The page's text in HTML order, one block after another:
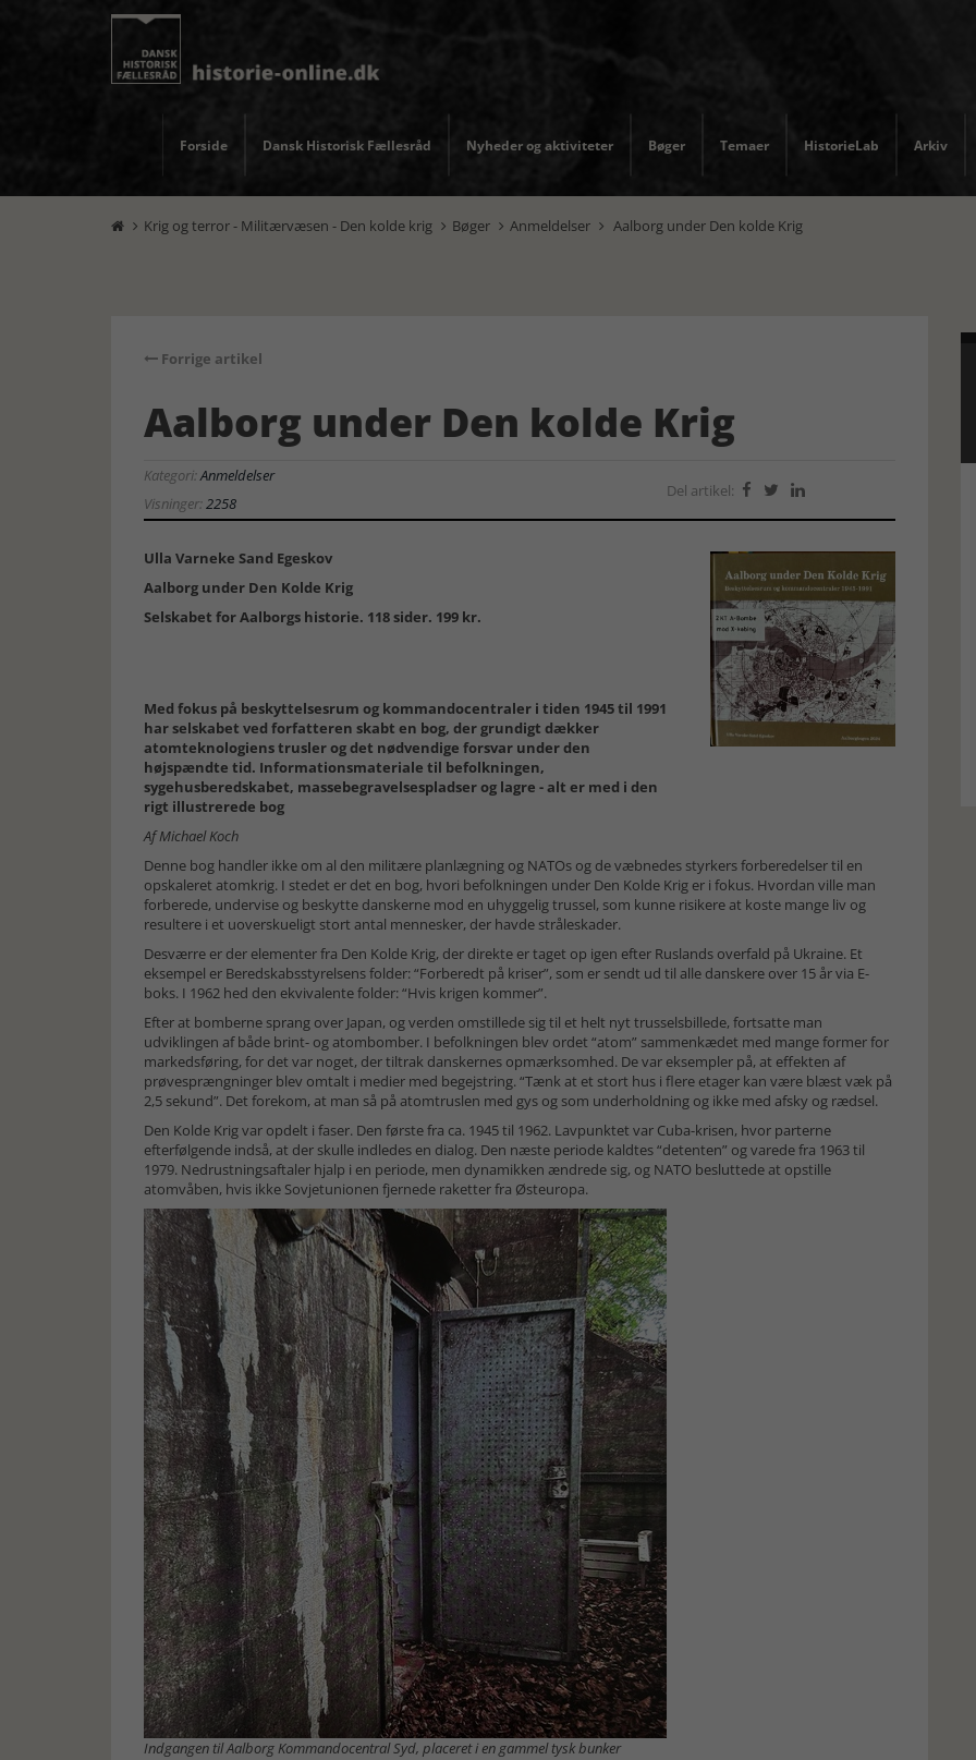
Forside Dansk Historisk Fællesråd Nyheder og aktiviteter Bøger Temaer HistorieLab Arkiv
 Krig og terror - Militærvæsen - Den kolde krig  Bøger  Anmeldelser  Aalborg under Den kolde Krig
Forrige artikel
Aalborg under Den kolde Krig
Kategori:Anmeldelser
Visninger:2258
Del artikel:   
Ulla Varneke Sand Egeskov
Aalborg under Den Kolde Krig
Selskabet for Aalborgs historie. 118 sider. 199 kr.
Med fokus på beskyttelsesrum og kommandocentraler i tiden 1945 til 1991
har selskabet ved forfatteren skabt en bog, der grundigt dækker
atomteknologiens trusler og det nødvendige forsvar under den
højspændte tid. Informationsmateriale til befolkningen,
sygehusberedskabet, massebegravelsespladser og lagre - alt er med i den
rigt illustrerede bog
Af Michael Koch
Denne bog handler ikke om al den militære planlægning og NATOs og de væbnedes styrkers forberedelser til en
opskaleret atomkrig. I stedet er det en bog, hvori befolkningen under Den Kolde Krig er i fokus. Hvordan ville man
forberede, undervise og beskytte danskerne mod en uhyggelig trussel, som kunne risikere at koste mange liv og
resultere i et uoverskueligt stort antal mennesker, der havde stråleskader.
Desværre er der elementer fra Den Kolde Krig, der direkte er taget op igen efter Ruslands overfald på Ukraine. Et
eksempel er Beredskabsstyrelsens folder: “Forberedt på kriser”, som er sendt ud til alle danskere over 15 år via E-
boks. I 1962 hed den ekvivalente folder: “Hvis krigen kommer”.
Efter at bomberne sprang over Japan, og verden omstillede sig til et helt nyt trusselsbillede, fortsatte man
udviklingen af både brint- og atombomber. I befolkningen blev ordet “atom” sammenkædet med mange former for
markedsføring, for det var noget, der tiltrak danskernes opmærksomhed. De var eksempler på, at effekten af
prøvesprængninger blev omtalt i medier med begejstring. “Tænk at et stort hus i flere etager kan være blæst væk på
2,5 sekund”. Det forekom, at man så på atomtruslen med gys og som underholdning og ikke med afsky og rædsel.
Den Kolde Krig var opdelt i faser. Den første fra ca. 1945 til 1962. Lavpunktet var Cuba-krisen, hvor parterne
efterfølgende indså, at der skulle indledes en dialog. Den næste periode kaldtes “detenten” og varede fra 1963 til
1979. Nedrustningsaftaler hjalp i en periode, men dynamikken ændrede sig, og NATO besluttede at opstille
atomvåben, hvis ikke Sovjetunionen fjernede raketter fra Østeuropa.
Indgangen til Aalborg Kommandocentral Syd, placeret i en gammel tysk bunker